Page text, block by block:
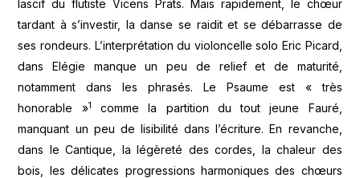
lascif du flutiste Vicens Prats. Mais rapidement, le chœur
tardant à s’investir, la danse se raidit et se débarrasse de
ses rondeurs. L’interprétation du violoncelle solo Eric Picard,
dans Elégie manque un peu de relief et de maturité,
notamment dans les phrasés. Le Psaume est « très
honorable »1
comme la partition du tout jeune Fauré,
manquant un peu de lisibilité dans l’écriture. En revanche,
dans le Cantique, la légèreté des cordes, la chaleur des
bois, les délicates progressions harmoniques des chœurs